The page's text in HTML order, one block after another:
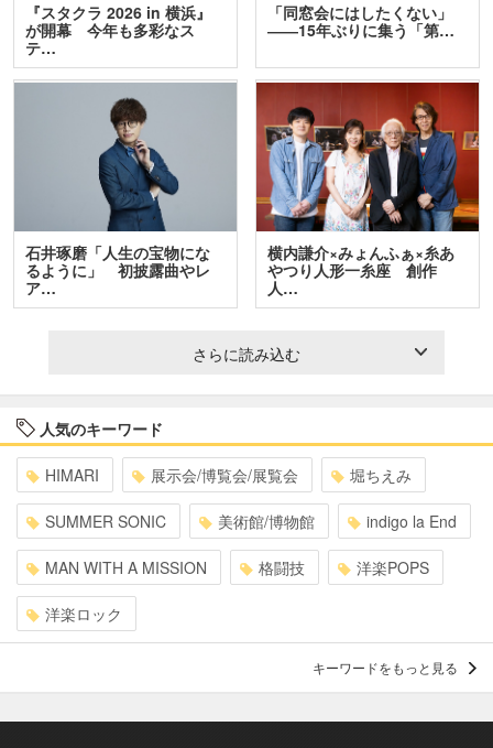
『スタクラ 2026 in 横浜』
が開幕 今年も多彩なス
テ…
「同窓会にはしたくない」
――15年ぶりに集う「第…
石井琢磨「人生の宝物にな
るように」 初披露曲やレ
ア…
横内謙介×みょんふぁ×糸あ
やつり人形一糸座 創作
人…
さらに読み込む
人気のキーワード
HIMARI 展示会/博覧会/展覧会 堀ちえみ
SUMMER SONIC 美術館/博物館 indigo la End
MAN WITH A MISSION 格闘技 洋楽POPS
洋楽ロック
キーワードをもっと見る